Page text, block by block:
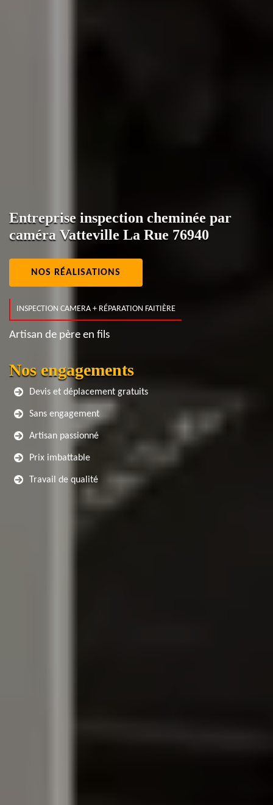
Entreprise inspection cheminée par
caméra Vatteville La Rue 76940
NOS RÉALISATIONS
INSPECTION CAMERA + RÉPARATION FAITIÈRE
Artisan de père en fils
Nos engagements
Devis et déplacement gratuits
Sans engagement
Artisan passionné
Prix imbattable
Travail de qualité